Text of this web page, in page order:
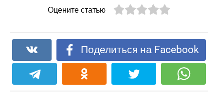
Оцените статью
Поделиться на Facebook